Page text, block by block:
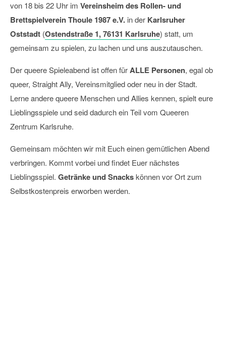
von 18 bis 22 Uhr im Vereinsheim des Rollen- und
Brettspielverein Thoule 1987 e.V. in der Karlsruher
Oststadt (Ostendstraße 1, 76131 Karlsruhe) statt, um
gemeinsam zu spielen, zu lachen und uns auszutauschen.
Der queere Spieleabend ist offen fürALLE Personen, egal ob
queer, Straight Ally, Vereinsmitglied oder neu in der Stadt.
Lerne andere queere Menschen und Allies kennen, spielt eure
Lieblingsspiele und seid dadurch ein Teil vom Queeren
Zentrum Karlsruhe.
Gemeinsam möchten wir mit Euch einen gemütlichen Abend
verbringen. Kommt vorbei und findet Euer nächstes
Lieblingsspiel. Getränke und Snackskönnen vor Ort zum
Selbstkostenpreis erworben werden.